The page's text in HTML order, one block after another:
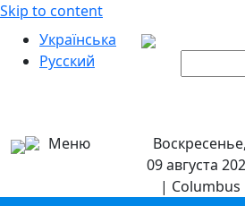
Skip to content
Українська
Русский
Меню
Воскресенье,
09 августа
| Columbus